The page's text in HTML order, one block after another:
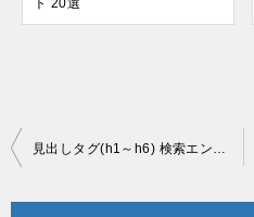
ト 20選
投
見出しタグ(h1～h6) 検索エンジンに好かれるタグ講座①